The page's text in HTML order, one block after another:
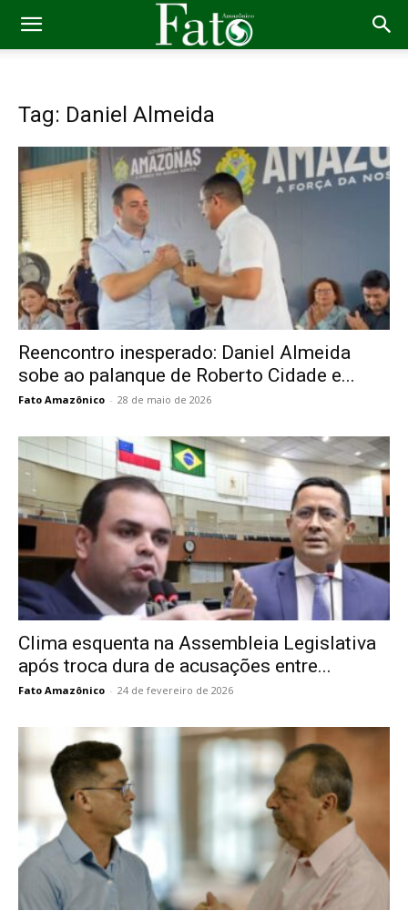
Tag: Daniel Almeida
Reencontro inesperado: Daniel Almeida
sobe ao palanque de Roberto Cidade e...
Fato Amazônico - 28 de maio de 2026
Clima esquenta na Assembleia Legislativa
após troca dura de acusações entre...
Fato Amazônico - 24 de fevereiro de 2026